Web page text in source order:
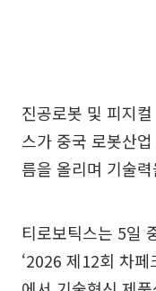
진공로봇 및 피지
스가 중국 로봇산
름을 올리며 기술
티로보틱스는 5일
‘2026 제12회 차